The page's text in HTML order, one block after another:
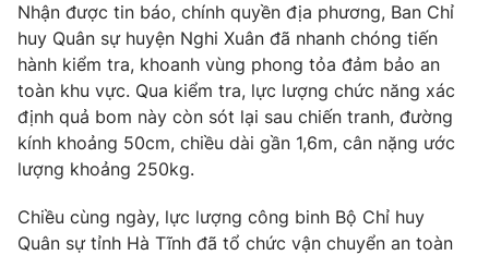
Nhân vật
Khán giả
Giải sao mai
Âm nhạc
Sao
Đời sống
Du lịch
Làm đẹp
Chất lượng cuộc sống
Giáo dục
Tuyển sinh
Học trực tuyến
Công nghệ
Sản phẩm
Giao lưu trực tuyến
Nhận được tin báo, chính quyền địa phương, Ban Chỉ
huy Quân sự huyện Nghi Xuân đã nhanh chóng tiến
hành kiểm tra, khoanh vùng phong tỏa đảm bảo an
toàn khu vực. Qua kiểm tra, lực lượng chức năng xác
định quả bom này còn sót lại sau chiến tranh, đường
kính khoảng 50cm, chiều dài gần 1,6m, cân nặng ước
lượng khoảng 250kg.
Chiều cùng ngày, lực lượng công binh Bộ Chỉ huy
Quân sự tỉnh Hà Tĩnh đã tổ chức vận chuyển an toàn